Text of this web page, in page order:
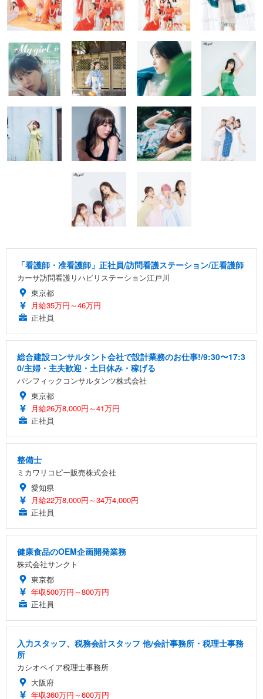
「看護師・准看護師」正社員/訪問看護ステーション/正看護師
カーサ訪問看護リハビリステーション江戸川
東京都
月給35万円～46万円
正社員
総合建設コンサルタント会社で設計業務のお仕事!/9:30〜17:3
0/主婦・主夫歓迎・土日休み・稼げる
パシフィックコンサルタンツ株式会社
東京都
月給26万8,000円～41万円
正社員
整備士
ミカワリコピー販売株式会社
愛知県
月給22万8,000円～34万4,000円
正社員
健康食品のOEM企画開発業務
株式会社サンクト
東京都
年収500万円～800万円
正社員
入力スタッフ、税務会計スタッフ 他/会計事務所・税理士事務
所
カシオペイア税理士事務所
大阪府
年収360万円～600万円